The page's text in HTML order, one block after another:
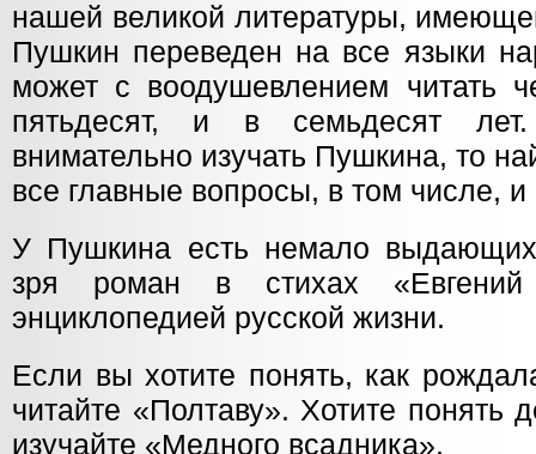
нашей великой литературы,
Пушкин переведен на все языки
может с воодушевлением читать
пятьдесят, и в семьдесят
внимательно изучать Пушкина, то
все главные вопросы, в том числе,
У Пушкина есть немало
зря роман в стихах «Евгений
энциклопедией русской жизни.
Если вы хотите понять, как
читайте «Полтаву». Хотите понять
изучайте «Медного всадника».